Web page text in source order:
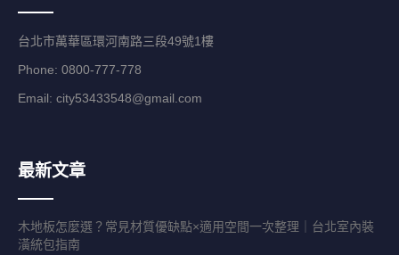
台北市萬華區環河南路三段49號1樓
Phone: 0800-777-778
Email: city53433548@gmail.com
最新文章
木地板怎麼選？常見材質優缺點×適用空間一次整理｜台北室內裝
潢統包指南